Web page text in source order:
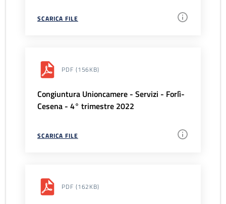
SCARICA FILE
PDF (156KB)
Congiuntura Unioncamere - Servizi - Forlì-
Cesena - 4° trimestre 2022
SCARICA FILE
PDF (162KB)